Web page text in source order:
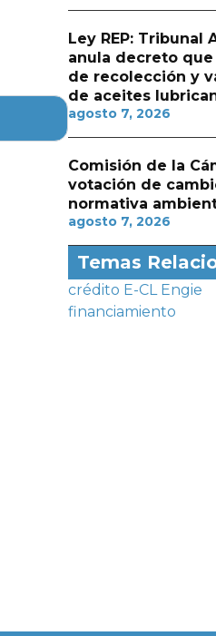
Ley REP: Tribunal
anula decreto
de recolección y
de aceites
agosto 7, 2026
Comisión de la
votación de
normativa
agosto 7, 2026
Temas
crédito E-CL Engie
financiamiento